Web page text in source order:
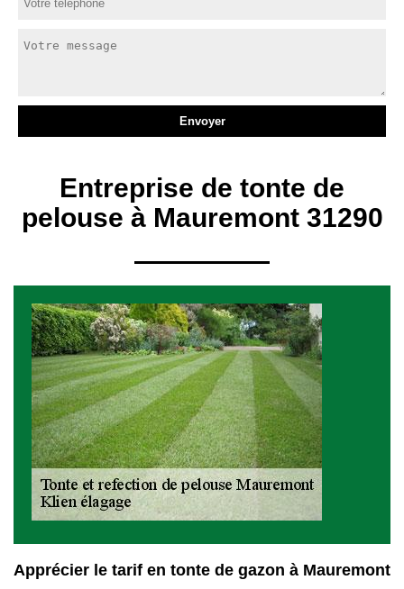
Entreprise de tonte de
pelouse à Mauremont 31290
Apprécier le tarif en tonte de gazon à Mauremont